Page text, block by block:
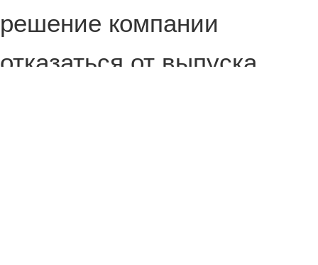
решение компании
отказаться от выпуска